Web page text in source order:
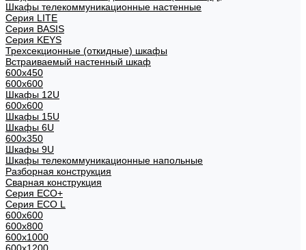
Шкафы телекоммуникационные настенные
Cерия LITE
Cерия BASIS
Cерия KEYS
Трехсекционные (откидные) шкафы
Встраиваемый настенный шкаф
600x450
600x600
Шкафы 12U
600x600
Шкафы 15U
Шкафы 6U
600x350
Шкафы 9U
Шкафы телекоммуникационные напольные
Разборная конструкция
Сварная конструкция
Серия ECO+
Серия ECO L
600x600
600x800
600х1000